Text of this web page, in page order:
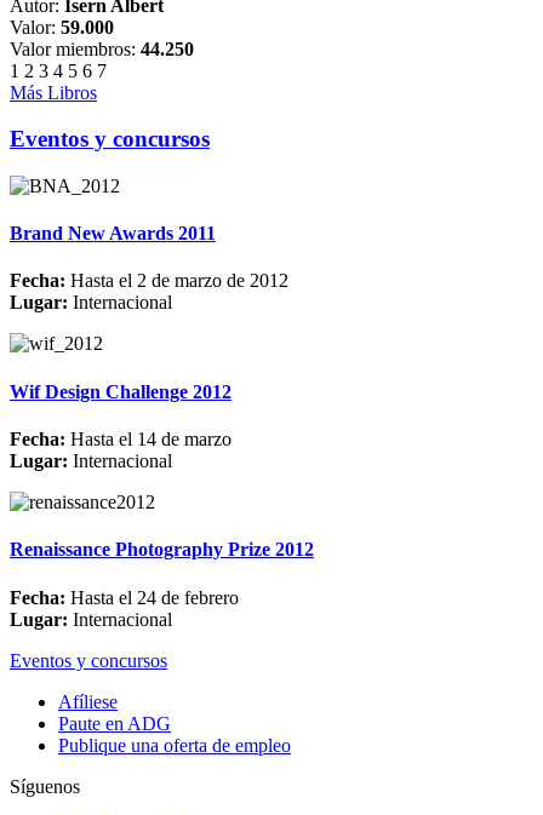
Autor: Isern Albert
Valor: 59.000
Valor miembros: 44.250
1 2 3 4 5 6 7
Más Libros
Eventos y concursos
Brand New Awards 2011
Fecha: Hasta el 2 de marzo de 2012
Lugar: Internacional
Wif Design Challenge 2012
Fecha: Hasta el 14 de marzo
Lugar: Internacional
Renaissance Photography Prize 2012
Fecha: Hasta el 24 de febrero
Lugar: Internacional
Eventos y concursos
Afíliese
Paute en ADG
Publique una oferta de empleo
Síguenos